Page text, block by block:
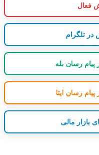
فعال
تلگرام
رسان بله
رسان ایتا
بازار مالی